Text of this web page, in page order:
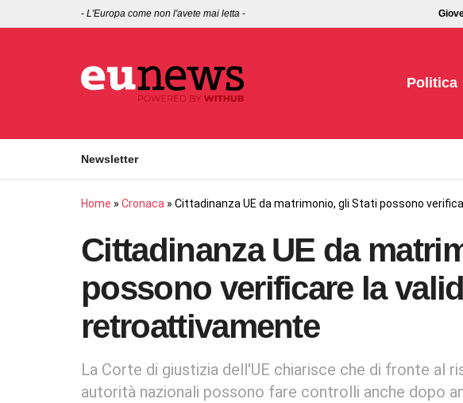
- L'Europa come non l'avete mai letta -
Politica
Newsletter
Home » Cronaca » Cittadinanza UE da matrimonio, gli Stati possono
Cittadinanza UE da
possono verificare la
retroattivamente
La Corte di giustizia dell'UE chiarisce che di fronte al
autorità nazionali possono fare controlli anche dopo